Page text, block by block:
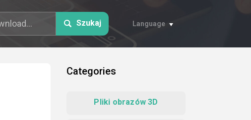
Szukaj Language
Categories
Pliki obrazów 3D